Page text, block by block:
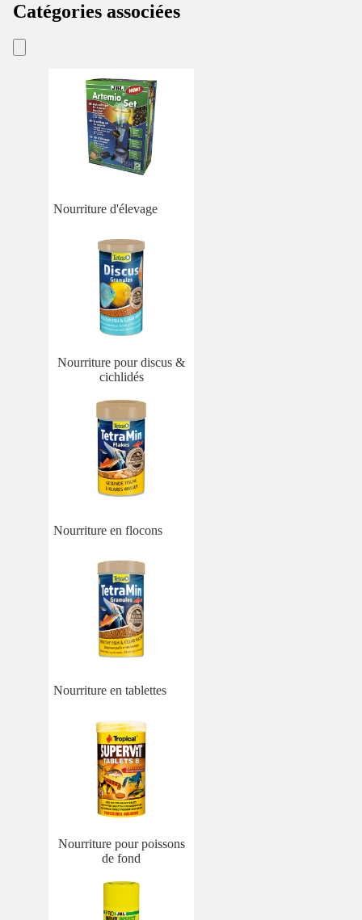
Catégories associées
Nourriture d'élevage
Nourriture pour discus &
cichlidés
Nourriture en flocons
Nourriture en tablettes
Nourriture pour poissons
de fond